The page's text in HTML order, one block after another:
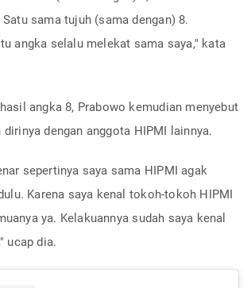
sama tujuh (sama dengan) 8.
angka selalu melekat sama saya," kata
angka 8, Prabowo kemudian menyebut
dengan anggota HIPMI lainnya.
sepertinya saya sama HIPMI agak
Karena saya kenal tokoh-tokoh HIPMI
ya. Kelakuannya sudah saya kenal
ucap dia.